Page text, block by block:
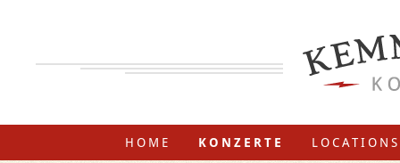
HOME KONZERTE LOCATIONS